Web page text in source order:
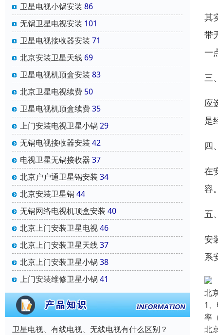
卫星电视小锅安装 86
无锅卫星电视安装 101
卫星电视接收器安装 71
北京安装卫星天线 69
卫星电视机顶盒安装 83
北京卫星电视续费 50
卫星电视机顶盒续费35
上门安装电视卫星小锅 29
无锅电视接收器安装 42
电视卫星无锅接收器 37
北京户户通卫星锅安装 34
北京安装卫星锅 44
无锅网络电视机顶盒安装 40
北京上门安装卫星电视46
北京上门安装卫星天线37
北京上门安装卫星小锅 38
上门安装维修卫星小锅 41
卫星电视、有线电视、无线电视有什么区别？
其
带
一
三
应
是
四
在
容
五
安
系
北
1
率
北